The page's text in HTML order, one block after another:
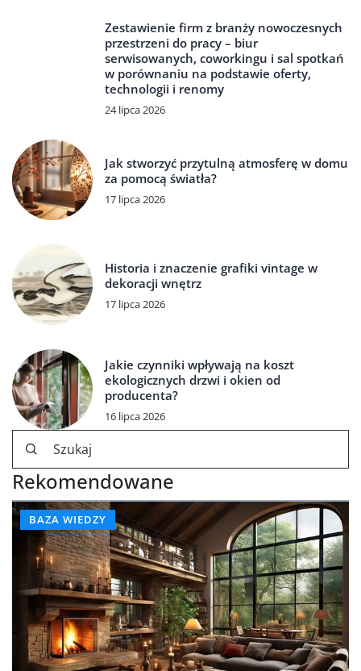
Zestawienie firm z branży nowoczesnych
przestrzeni do pracy – biur
serwisowanych, coworkingu i sal spotkań
w porównaniu na podstawie oferty,
technologii i renomy
24 lipca 2026
Jak stworzyć przytulną atmosferę w domu
za pomocą światła?
17 lipca 2026
Historia i znaczenie grafiki vintage w
dekoracji wnętrz
17 lipca 2026
Jakie czynniki wpływają na koszt
ekologicznych drzwi i okien od
producenta?
16 lipca 2026
Rekomendowane
BAZA WIEDZY